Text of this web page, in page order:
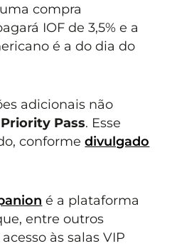
compra
IOF de 3,5% e a
é a do dia do
adicionais não
Priority Pass. Esse
conformedivulgado
é a plataforma
entre outros
às salas VIP